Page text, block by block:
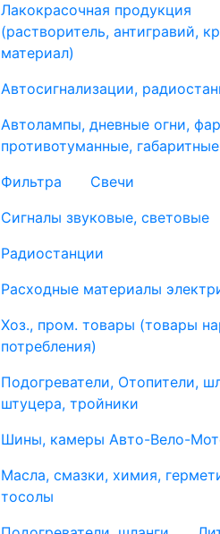
Лакокрасочная продукция
(растворитель, антигравий,
материал)
Автосигнализации,
Автолампы, дневные огни,
противотуманные,
Фильтра
Свечи
Сигналы звуковые, световые
Радиостанции
Расходные материалы
Хоз., пром. товары (товары
потребления)
Подогреватели, Отопители,
штуцера, тройники
Шины, камеры Авто-Вело-
Масла, смазки, химия,
тосолы